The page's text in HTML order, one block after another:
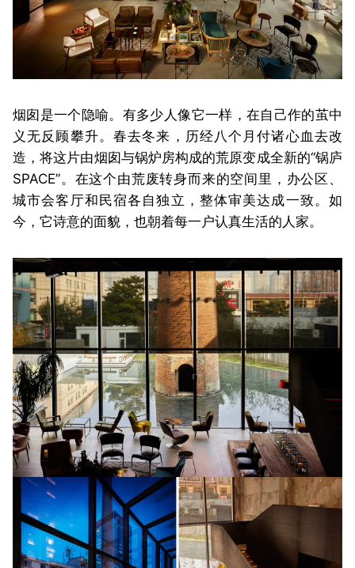
烟囱是一个隐喻。有多少人像它一样，在自己作的茧中
义无反顾攀升。春去冬来，历经八个月付诸心血去改
造，将这片由烟囱与锅炉房构成的荒原变成全新的“锅庐
SPACE”。在这个由荒废转身而来的空间里，办公区、
城市会客厅和民宿各自独立，整体审美达成一致。如
今，它诗意的面貌，也朝着每一户认真生活的人家。